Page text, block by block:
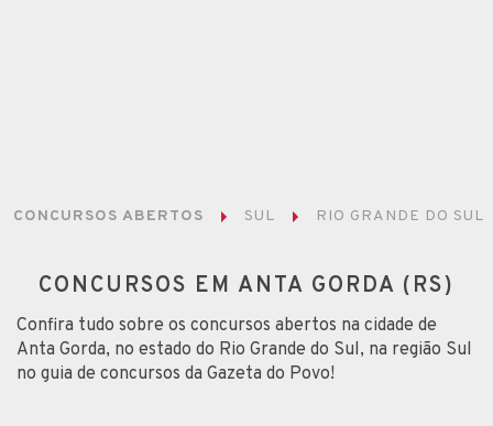
CONCURSOS ABERTOS SUL RIO GRANDE DO SUL
CONCURSOS EM ANTA GORDA (RS)
Confira tudo sobre os concursos abertos na cidade de
Anta Gorda, no estado do Rio Grande do Sul, na região Sul
no guia de concursos da Gazeta do Povo!